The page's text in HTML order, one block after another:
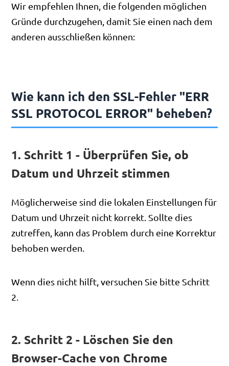
Wir empfehlen Ihnen, die folgenden möglichen
Gründe durchzugehen, damit Sie einen nach dem
anderen ausschließen können:
Wie kann ich den SSL-Fehler "ERR
SSL PROTOCOL ERROR" beheben?
1. Schritt 1 - Überprüfen Sie, ob
Datum und Uhrzeit stimmen
Möglicherweise sind die lokalen Einstellungen für
Datum und Uhrzeit nicht korrekt. Sollte dies
zutreffen, kann das Problem durch eine Korrektur
behoben werden.
Wenn dies nicht hilft, versuchen Sie bitte Schritt
2.
2. Schritt 2 - Löschen Sie den
Browser-Cache von Chrome